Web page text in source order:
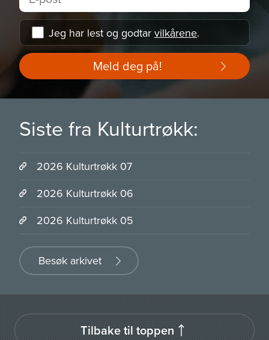
Jeg har lest og godtar vilkårene.
Meld deg på!
Siste fra Kulturtrøkk:
2026 Kulturtrøkk 07
2026 Kulturtrøkk 06
2026 Kulturtrøkk 05
Besøk arkivet
Tilbake til toppen